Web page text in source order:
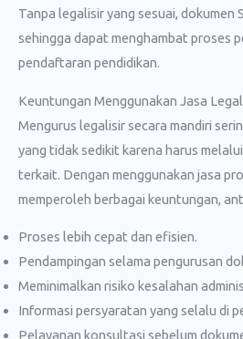
Tanpa legalisir yang sesuai, dokumen
sehingga dapat menghambat proses
pendaftaran pendidikan.
Keuntungan Menggunakan Jasa
Mengurus legalisir secara mandiri
yang tidak sedikit karena harus
terkait. Dengan menggunakan jasa
memperoleh berbagai keuntungan,
Proses lebih cepat dan efisien.
Pendampingan selama pengurusan
Meminimalkan risiko kesalahan
Informasi persyaratan yang selalu di
Pelayanan konsultasi sebelum